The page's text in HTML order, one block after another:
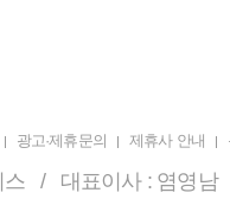
광고·제휴문의 제휴사 안내
스 / 대표이사 : 염영